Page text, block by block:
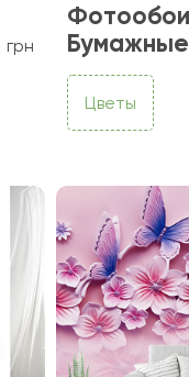
грн
Фотообои
Цветы